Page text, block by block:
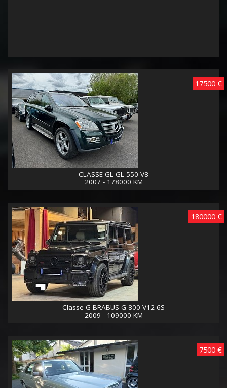
17500 €
CLASSE GL GL 550 V8
2007 - 178000 KM
180000 €
Classe G BRABUS G 800 V12 6S
2009 - 109000 KM
7500 €